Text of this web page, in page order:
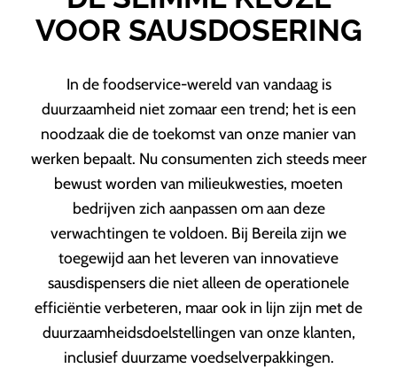
VOOR SAUSDOSERING
In de foodservice-wereld van vandaag is
duurzaamheid niet zomaar een trend; het is een
noodzaak die de toekomst van onze manier van
werken bepaalt. Nu consumenten zich steeds meer
bewust worden van milieukwesties, moeten
bedrijven zich aanpassen om aan deze
verwachtingen te voldoen. Bij Bereila zijn we
toegewijd aan het leveren van innovatieve
sausdispensers die niet alleen de operationele
efficiëntie verbeteren, maar ook in lijn zijn met de
duurzaamheidsdoelstellingen van onze klanten,
inclusief duurzame voedselverpakkingen.